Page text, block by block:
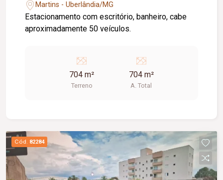
Martins - Uberlândia/MG
Estacionamento com escritório, banheiro, cabe
aproximadamente 50 veículos.
704 m²
Terreno
704 m²
A. Total
Cód. 82284